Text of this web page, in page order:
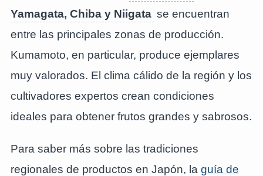
Yamagata, Chiba y Niigata se encuentran
entre las principales zonas de producción.
Kumamoto, en particular, produce ejemplares
muy valorados. El clima cálido de la región y los
cultivadores expertos crean condiciones
ideales para obtener frutos grandes y sabrosos.
Para saber más sobre las tradiciones
regionales de productos en Japón, la guía de